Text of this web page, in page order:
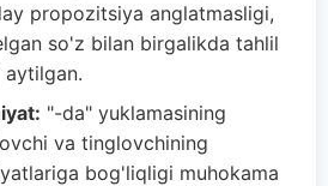
propozitsiya anglatmasligi,
so'z bilan birgalikda tahlil
"-da" yuklamasining
va tinglovchining
bog'liqligi muhokama